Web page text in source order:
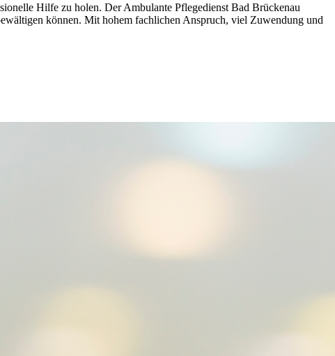
Hilfe zu holen. Der Ambulante Pflegedienst Bad Brückenau
können. Mit hohem fachlichen Anspruch, viel Zuwendung und